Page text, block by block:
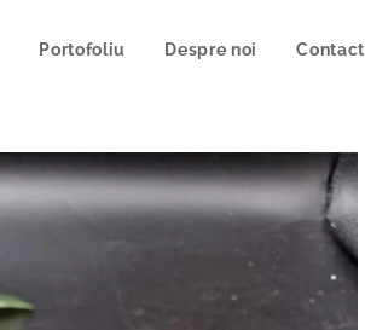
Portofoliu Despre noi Contact